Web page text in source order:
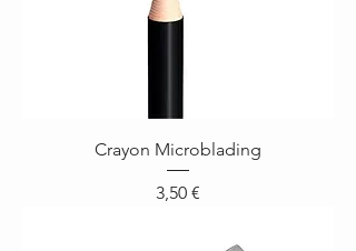
Crayon Microblading
Prix
3,50 €